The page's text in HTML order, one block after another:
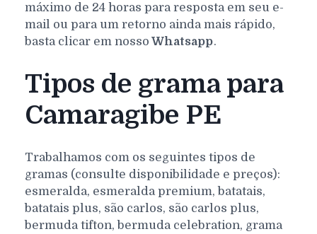
máximo de 24 horas para resposta em seu e-
mail ou para um retorno ainda mais rápido,
basta clicar em nosso Whatsapp.
Tipos de grama para
Camaragibe PE
Trabalhamos com os seguintes tipos de
gramas (consulte disponibilidade e preços):
esmeralda, esmeralda premium, batatais,
batatais plus, são carlos, são carlos plus,
bermuda tifton, bermuda celebration, grama